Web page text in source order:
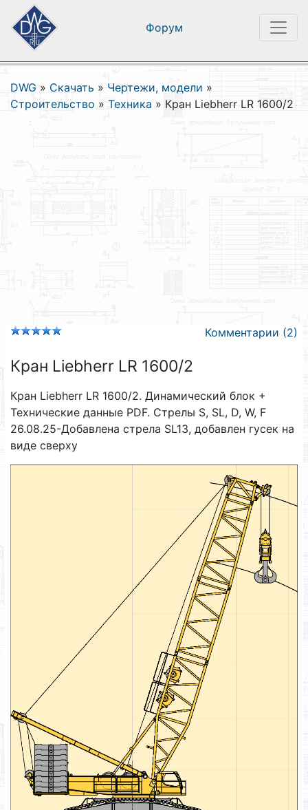
Форум
DWG » Скачать » Чертежи, модели »
Строительство » Техника » Кран Liebherr LR 1600/2
Комментарии (2)
Кран Liebherr LR 1600/2
Кран Liebherr LR 1600/2. Динамический блок +
Технические данные PDF. Стрелы S, SL, D, W, F
26.08.25-Добавлена стрела SL13, добавлен гусек на
виде сверху